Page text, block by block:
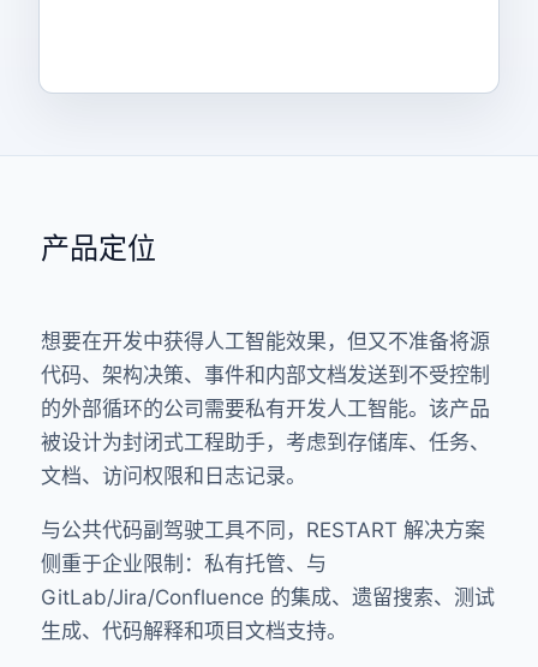
产品定位
想要在开发中获得人工智能效果，但又不准备将源
代码、架构决策、事件和内部文档发送到不受控制
的外部循环的公司需要私有开发人工智能。该产品
被设计为封闭式工程助手，考虑到存储库、任务、
文档、访问权限和日志记录。
与公共代码副驾驶工具不同，RESTART 解决方案
侧重于企业限制：私有托管、与
GitLab/Jira/Confluence 的集成、遗留搜索、测试
生成、代码解释和项目文档支持。